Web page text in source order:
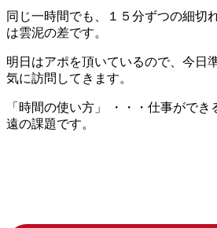
同じ一時間でも、１５分ずつの細切
は雲泥の差です。
明日はアポを頂いているので、今日
気に訪問してきます。
「時間の使い方」 ・・・仕事がで
遠の課題です。